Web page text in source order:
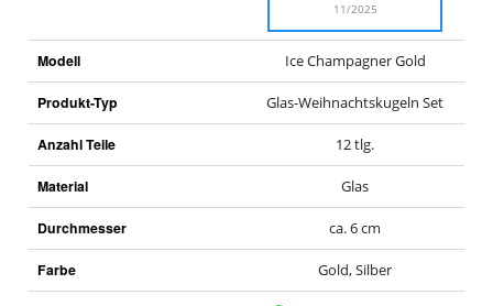
11/2025
Modell Ice Champagner Gold
Produkt-Typ Glas-Weihnachtskugeln Set
Anzahl Teile 12 tlg.
Material Glas
Durchmesser ca. 6 cm
Farbe Gold, Silber